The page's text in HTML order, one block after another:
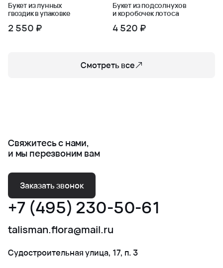
Букет из лунных
гвоздик в упаковке
2 550 ₽
Букет из подсолнухов
и коробочек лотоса
4 520 ₽
Смотреть все
Свяжитесь с нами,
и мы перезвоним вам
Заказать звонок
+7 (495) 230-50-61
talisman.flora@mail.ru
Судостроительная улица, 17, п. 3